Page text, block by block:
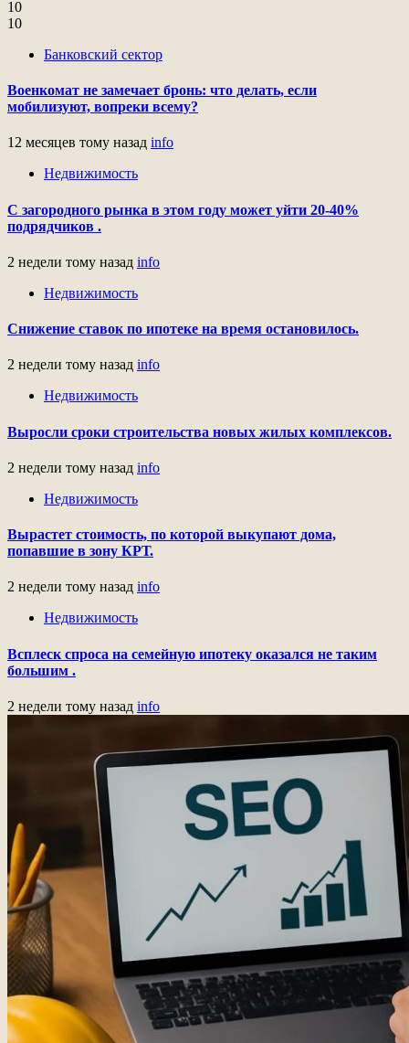
10
10
Банковский сектор
Военкомат не замечает бронь: что делать, если
мобилизуют, вопреки всему?
12 месяцев тому назад info
Недвижимость
С загородного рынка в этом году может уйти 20-40%
подрядчиков .
2 недели тому назад info
Недвижимость
Снижение ставок по ипотеке на время остановилось.
2 недели тому назад info
Недвижимость
Выросли сроки строительства новых жилых комплексов.
2 недели тому назад info
Недвижимость
Вырастет стоимость, по которой выкупают дома,
попавшие в зону КРТ.
2 недели тому назад info
Недвижимость
Всплеск спроса на семейную ипотеку оказался не таким
большим .
2 недели тому назад info